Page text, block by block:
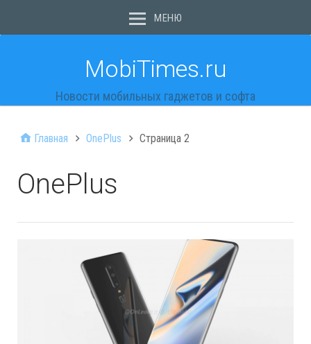
МЕНЮ
MobiTimes.ru
Новости мобильных гаджетов и софта
Главная OnePlus Страница 2
OnePlus